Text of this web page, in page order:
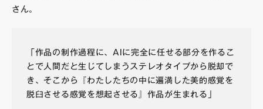
さん。
「作品の制作過程に、AIに完全に任せる部分を作るこ
とで人間だと生じてしまうステレオタイプから脱却で
き、そこから『わたしたちの中に遍満した美的感覚を
脱臼させる感覚を想起させる』作品が生まれる」